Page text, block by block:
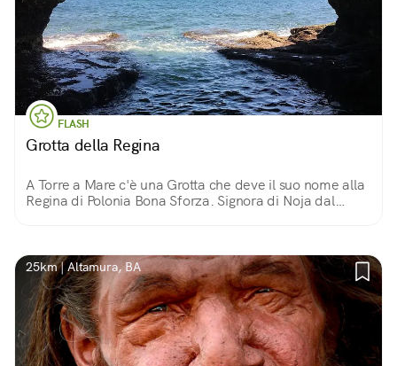
FLASH
Grotta della Regina
A Torre a Mare c'è una Grotta che deve il suo nome alla
Regina di Polonia Bona Sforza. Signora di Noja dal
25km | Altamura, BA